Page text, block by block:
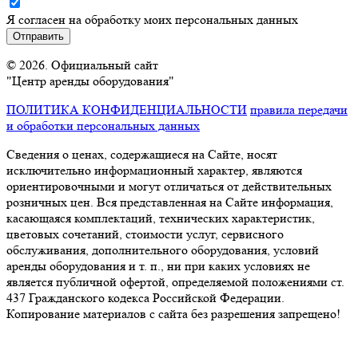
Я согласен на обработку моих персональных данных
© 2026. Официальный сайт
"Центр аренды оборудования"
ПОЛИТИКА КОНФИДЕНЦИАЛЬНОСТИ правила передачи
и обработки персональных данных
Сведения о ценах, содержащиеся на Сайте, носят
исключительно информационный характер, являются
ориентировочными и могут отличаться от действительных
розничных цен. Вся представленная на Сайте информация,
касающаяся комплектаций, технических характеристик,
цветовых сочетаний, стоимости услуг, сервисного
обслуживания, дополнительного оборудования, условий
аренды оборудования и т. п., ни при каких условиях не
является публичной офертой, определяемой положениями ст.
437 Гражданского кодекса Российской Федерации.
Копирование материалов с сайта без разрешения запрещено!